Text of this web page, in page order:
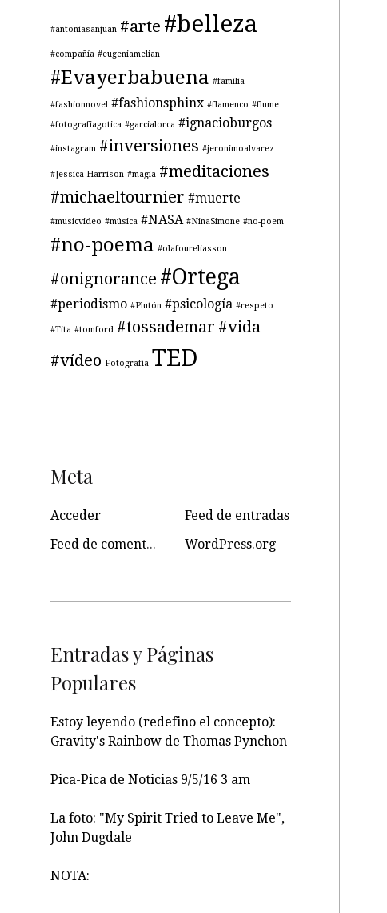
#antoniasanjuan #arte #belleza
#compañía #eugeniamelian
#Evayerbabuena #familia
#fashionnovel #fashionsphinx #flamenco #flume
#fotografiagotica #garcialorca #ignacioburgos
#instagram #inversiones #jeronimoalvarez
#Jessica Harrison #magia #meditaciones
#michaeltournier #muerte
#musicvideo #música #NASA #NinaSimone #no-poem
#no-poema #olafoureliasson
#onignorance #Ortega
#periodismo #Plutón #psicología #respeto
#Tita #tomford #tossademar #vida
#vídeo Fotografía TED
Meta
Acceder
Feed de entradas
Feed de comentarios
WordPress.org
Entradas y Páginas
Populares
Estoy leyendo (redefino el concepto):
Gravity's Rainbow de Thomas Pynchon
Pica-Pica de Noticias 9/5/16 3 am
La foto: "My Spirit Tried to Leave Me",
John Dugdale
NOTA: